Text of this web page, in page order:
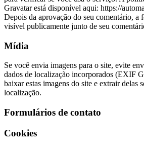
Gravatar está disponível aqui: https://
Depois da aprovação do seu comentário, a
visível publicamente junto de seu
Mídia
Se você envia imagens para o site, evite
dados de localização incorporados (EXIF
baixar estas imagens do site e extrair delas
localização.
Formulários de contato
Cookies